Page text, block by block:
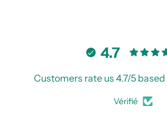
4.7
Customers rate us 4.7/5 based
Vérifié